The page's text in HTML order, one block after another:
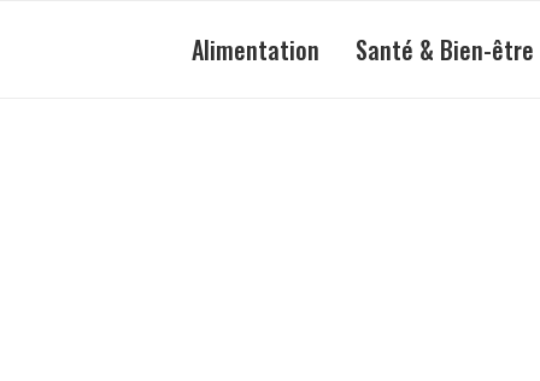
Alimentation Santé & Bien-être